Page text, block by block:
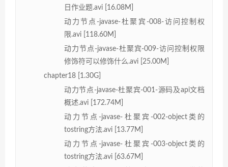
日作业题.avi [16.08M]
动力节点-javase-杜聚宾-008-访问控制权
限.avi [118.60M]
动力节点-javase-杜聚宾-009-访问控制权限
修饰符可以修饰什么.avi [25.00M]
chapter18 [1.30G]
动力节点-javase-杜聚宾-001-源码及api文档
概述.avi [172.74M]
动力节点-javase-杜聚宾-002-object类的
tostring方法.avi [13.77M]
动力节点-javase-杜聚宾-003-object类的
tostring方法.avi [63.67M]